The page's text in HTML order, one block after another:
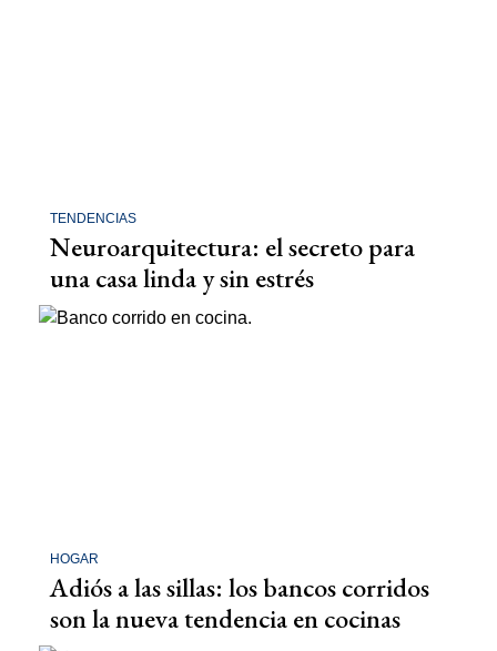
TENDENCIAS
Neuroarquitectura: el secreto para
una casa linda y sin estrés
HOGAR
Adiós a las sillas: los bancos corridos
son la nueva tendencia en cocinas